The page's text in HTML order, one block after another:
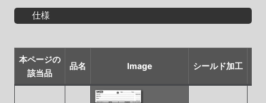
仕様
本ページの
該当品
品名 Image シールド加工